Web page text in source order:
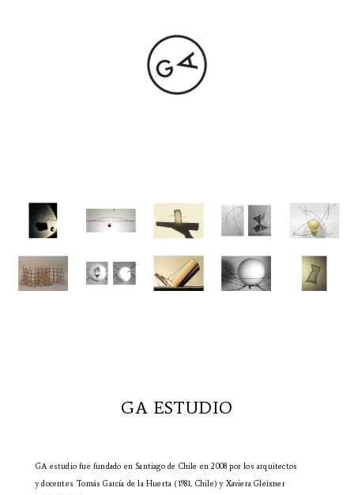
GA ESTUDIO
GA estudio fue fundado en Santiago de Chile en 2008 por los arquitectos
y docentes Tomás García de la Huerta (1981, Chile) y Xaviera Gleixner